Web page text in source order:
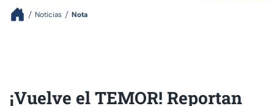
Noticias Nota
¡Vuelve el TEMOR! Reportan